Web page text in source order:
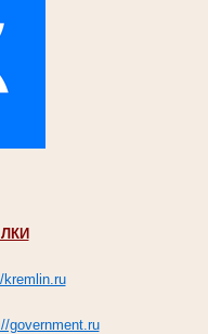
kremlin.ru
government.ru